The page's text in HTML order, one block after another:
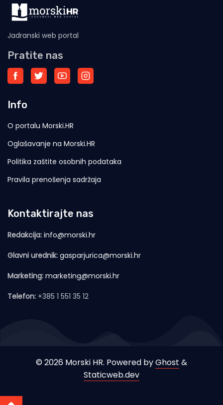
Jadranski web portal
Pratite nas
Info
O portalu Morski.HR
Oglašavanje na Morski.HR
Politika zaštite osobnih podataka
Pravila prenošenja sadržaja
Kontaktirajte nas
Redakcija: info@morski.hr
Glavni urednik: gasparjurica@morski.hr
Marketing: marketing@morski.hr
Telefon: +385 1 551 35 12
© 2026 Morski HR. Powered byGhost &
Staticweb.dev